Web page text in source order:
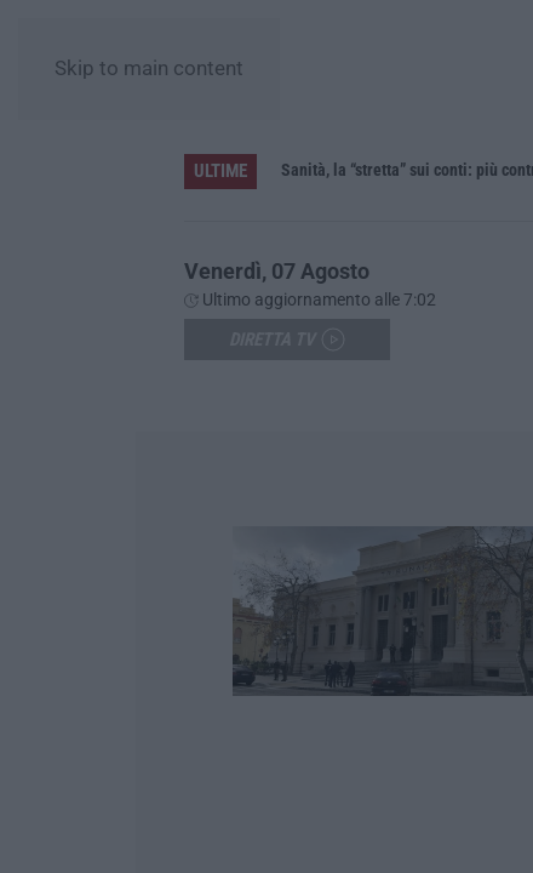
Skip to main content
ULTIME Sanità, la “stretta” sui conti: più
Venerdì, 07 Agosto
Ultimo aggiornamento alle 7:02